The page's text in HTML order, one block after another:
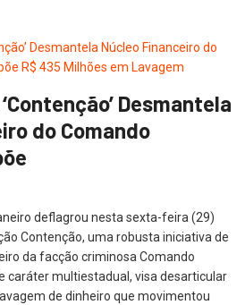
Desmantela
do Comando
deflagrou nesta sexta-feira (29)
Contenção, uma robusta iniciativa de
da facção criminosa Comando
caráter multiestadual, visa desarticular
de dinheiro que movimentou